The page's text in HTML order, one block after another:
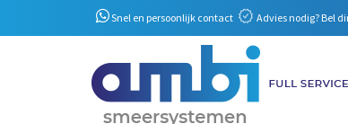
Snel en persoonlijk contact Advies nodig? Bel